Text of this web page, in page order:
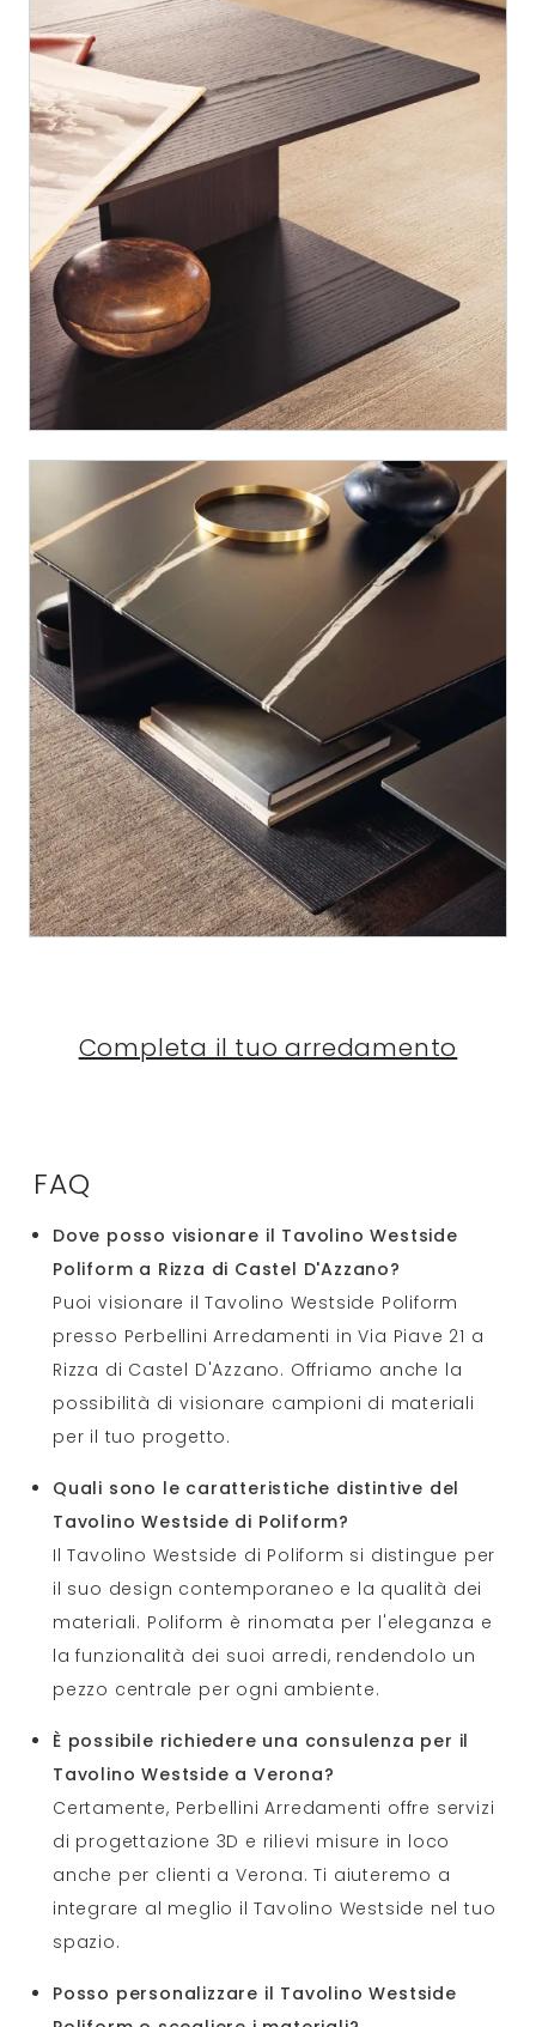
Completa il tuo arredamento
FAQ
Dove posso visionare il Tavolino Westside
Poliform a Rizza di Castel D'Azzano?
Puoi visionare il Tavolino Westside Poliform
presso Perbellini Arredamenti in Via Piave 21 a
Rizza di Castel D'Azzano. Offriamo anche la
possibilità di visionare campioni di materiali
per il tuo progetto.
Quali sono le caratteristiche distintive del
Tavolino Westside di Poliform?
Il Tavolino Westside di Poliform si distingue per
il suo design contemporaneo e la qualità dei
materiali. Poliform è rinomata per l'eleganza e
la funzionalità dei suoi arredi, rendendolo un
pezzo centrale per ogni ambiente.
È possibile richiedere una consulenza per il
Tavolino Westside a Verona?
Certamente, Perbellini Arredamenti offre servizi
di progettazione 3D e rilievi misure in loco
anche per clienti a Verona. Ti aiuteremo a
integrare al meglio il Tavolino Westside nel tuo
spazio.
Posso personalizzare il Tavolino Westside